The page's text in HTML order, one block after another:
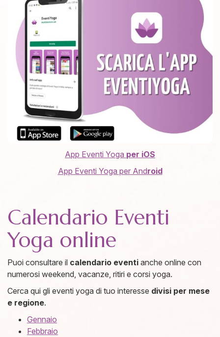
App Eventi Yoga per iOS
App Eventi Yoga per Android
Calendario Eventi
Yoga online
Puoi consultare il calendario eventi anche online con
numerosi weekend, vacanze, ritiri e corsi yoga.
Cerca qui gli eventi yoga di tuo interesse divisi per mese
e regione.
Gennaio
Febbraio